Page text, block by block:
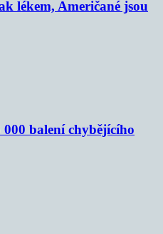
lékem, Američané jsou
balení chybějícího